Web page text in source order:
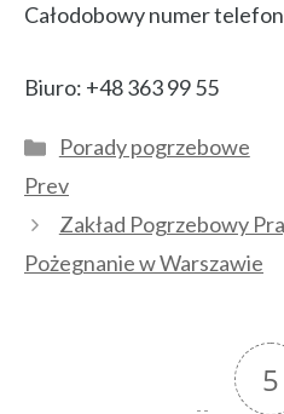
Całodobowy numer
Biuro: +48 363 99 55
Kategorie
Porady pogrzebowe
Prev
Zakład Pogrzebowy
Pożegnanie w Warszawie
5